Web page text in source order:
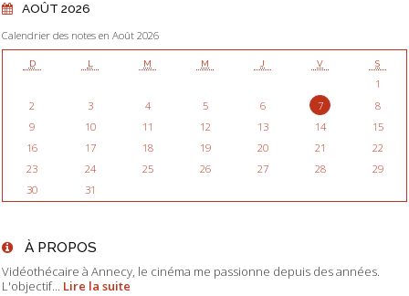
AOÛT 2026
Calendrier des notes en Août 2026
D L M M J V S
1
2
3 4 5 6 7
8
9
10 11 12 13 14
15
16
17 18 19 20 21
22
23
24 25 26 27 28
29
30
31
À PROPOS
Vidéothécaire à Annecy, le cinéma me passionne depuis des années.
L'objectif... Lire la suite